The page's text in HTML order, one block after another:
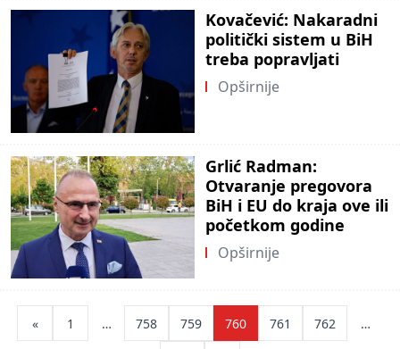
Kovačević: Nakaradni
politički sistem u BiH
treba popravljati
Opširnije
Grlić Radman:
Otvaranje pregovora
BiH i EU do kraja ove ili
početkom godine
Opširnije
pagination
« 1 … 758 759 760 761 762 …